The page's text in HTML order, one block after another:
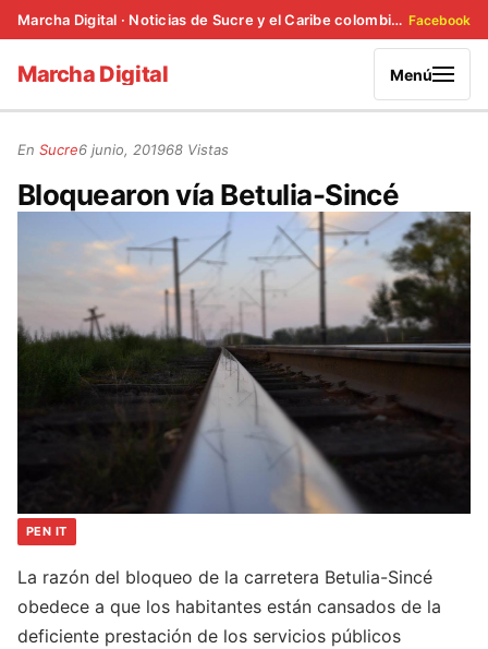
Marcha Digital · Noticias de Sucre y el Caribe colombiano Facebook
Marcha Digital Menú
En Sucre6 junio, 201968 Vistas
Bloquearon vía Betulia-Sincé
PEN IT
La razón del bloqueo de la carretera Betulia-Sincé
obedece a que los habitantes están cansados de la
deficiente prestación de los servicios públicos